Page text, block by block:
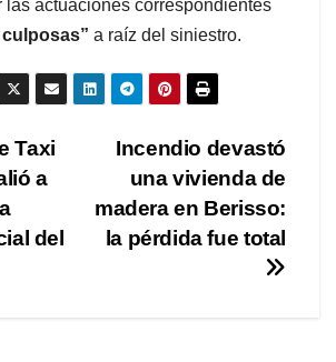
las actuaciones correspondientes
a raíz del siniestro.
Incendio devastó
una vivienda de
madera en Berisso:
la pérdida fue total
Taxi
a
del